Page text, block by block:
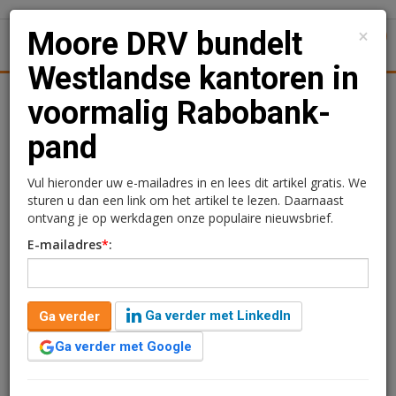
Juridisch | Fiscaal Transacties
Moore DRV bundelt
Westlandse kantoren in
voormalig Rabobank-
pand
Redactie
27 mei 2026 om 16:13
2 minuten leestijd
Moore DRV brengt zijn vestigingen in Naaldwijk,
×
Moore DRV bundelt
Westlandse kantoren in
voormalig Rabobank-
pand
Vul hieronder uw e-mailadres in en lees dit artikel gratis. We
sturen u dan een link om het artikel te lezen. Daarnaast
ontvang je op werkdagen onze populaire nieuwsbrief.
E-mailadres*:
Ga verder
Ga verder met LinkedIn
Ga verder met Google